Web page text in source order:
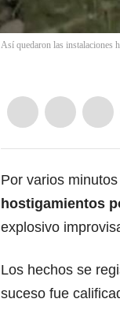
Así quedaron las instalaciones
Por varios
hostigamientos
explosivo
Los hechos se
suceso fue